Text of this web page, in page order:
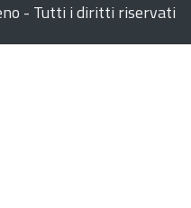
- Tutti i diritti riservati